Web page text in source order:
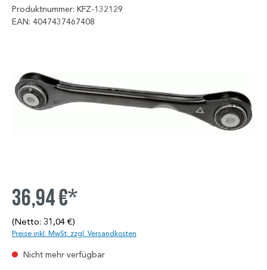
Produktnummer: KFZ-132129
EAN: 4047437467408
36,94 €*
(Netto: 31,04 €)
Preise inkl. MwSt. zzgl. Versandkosten
Nicht mehr verfügbar